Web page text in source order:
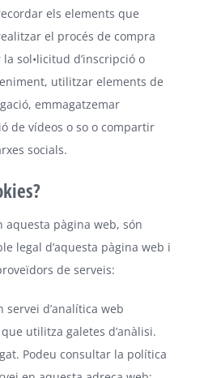
els elements que
el procés de compra
sol•licitud d’inscripció o
utilitzar elements de
emmagatzemar
de vídeos o so o compartir
socials.
aquesta pàgina web, són
legal d’aquesta pàgina web i
de serveis:
servei d’analítica web
utilitza galetes d’anàlisi.
Podeu consultar la política